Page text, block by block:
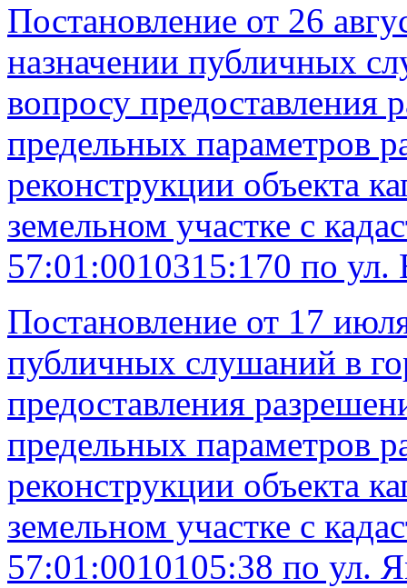
Постановление от 26
назначении публичных
вопросу предоставления
предельных параметров
реконструкции объекта
земельном участке с
57:01:0010315:170 по ул.
Постановление от 17
публичных слушаний в
предоставления
предельных параметров
реконструкции объекта
земельном участке с
57:01:0010105:38 по ул.